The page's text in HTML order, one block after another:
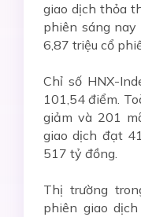
giao dịch thỏa
phiên sáng
6,87 triệu cổ
Chỉ số HNX-
101,54 điểm.
giảm và 201
giao dịch đạt
517 tỷ đồng.
Thị trường
phiên giao